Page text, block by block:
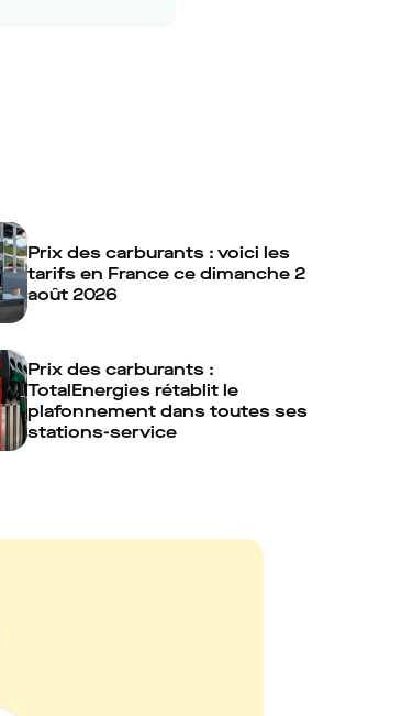
Prix des carburants : voici les
tarifs en France ce dimanche 2
août 2026
Prix des carburants :
TotalEnergies rétablit le
plafonnement dans toutes ses
stations-service